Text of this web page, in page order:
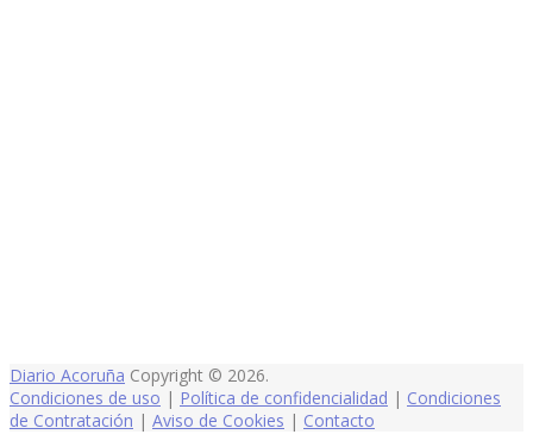
Diario Acoruña Copyright © 2026.
Condiciones de uso | Política de confidencialidad | Condiciones
de Contratación | Aviso de Cookies | Contacto